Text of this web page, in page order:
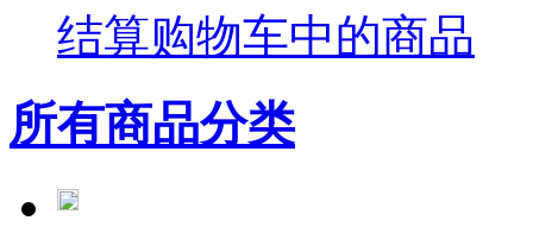
结算购物车中的商品
所有商品分类